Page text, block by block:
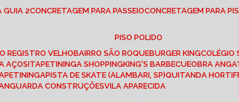
GUIA 2 CONCRETAGEM PARA PASSEIO CONCRETAGEM PARA
PISO POLIDO
REGISTRO VELHO BAIRRO SÃO ROQUE BURGER KING
AÇOS ITAPETININGA SHOPPING KING'S BARBECUE OBRA
PISTA DE SKATE (ALAMBARI, SP) QUITANDA
CONSTRUÇÕES VILA APARECIDA